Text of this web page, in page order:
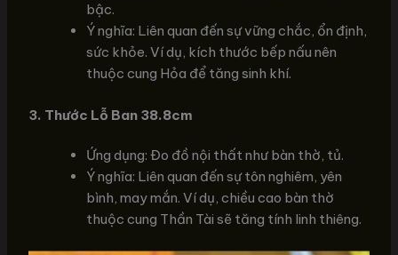
bậc.
Ý nghĩa: Liên quan đến sự vững chắc, ổn định,
sức khỏe. Ví dụ, kích thước bếp nấu nên
thuộc cung Hỏa để tăng sinh khí.
3. Thước Lỗ Ban 38.8cm
Ứng dụng: Đo đồ nội thất như bàn thờ, tủ.
Ý nghĩa: Liên quan đến sự tôn nghiêm, yên
bình, may mắn. Ví dụ, chiều cao bàn thờ
thuộc cung Thần Tài sẽ tăng tính linh thiêng.